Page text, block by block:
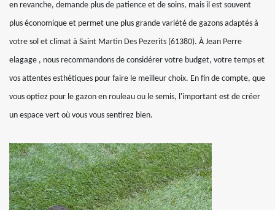
en revanche, demande plus de patience et de soins, mais il est souvent
plus économique et permet une plus grande variété de gazons adaptés à
votre sol et climat à Saint Martin Des Pezerits (61380). À Jean Perre
elagage , nous recommandons de considérer votre budget, votre temps et
vos attentes esthétiques pour faire le meilleur choix. En fin de compte, que
vous optiez pour le gazon en rouleau ou le semis, l'important est de créer
un espace vert où vous vous sentirez bien.